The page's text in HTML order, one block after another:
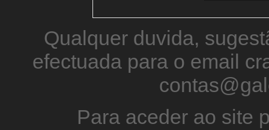
Qualquer duvida,
efectuada para o email
Para aceder ao site